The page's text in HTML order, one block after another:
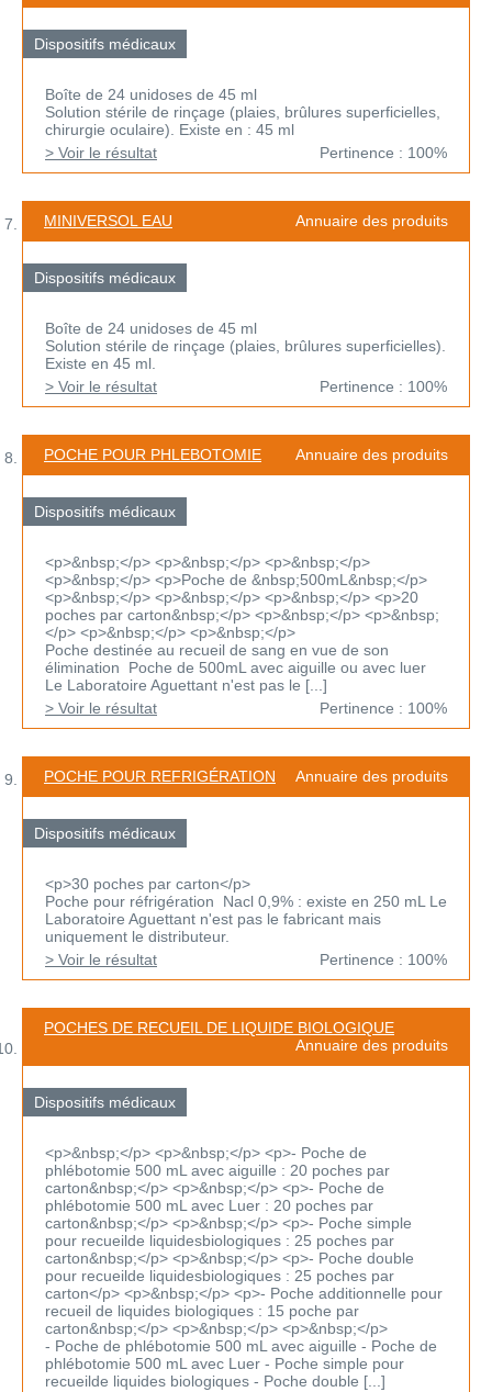
Dispositifs médicaux
Boîte de 24 unidoses de 45 ml
Solution stérile de rinçage (plaies, brûlures superficielles,
chirurgie oculaire). Existe en : 45 ml
> Voir le résultat
Pertinence : 100%
MINIVERSOL EAU Annuaire des produits
Dispositifs médicaux
Boîte de 24 unidoses de 45 ml
Solution stérile de rinçage (plaies, brûlures superficielles).
Existe en 45 ml.
> Voir le résultat
Pertinence : 100%
POCHE POUR PHLEBOTOMIE Annuaire des produits
Dispositifs médicaux
<p>&nbsp;</p> <p>&nbsp;</p> <p>&nbsp;</p>
<p>&nbsp;</p> <p>Poche de &nbsp;500mL&nbsp;</p>
<p>&nbsp;</p> <p>&nbsp;</p> <p>&nbsp;</p> <p>20
poches par carton&nbsp;</p> <p>&nbsp;</p> <p>&nbsp;
</p> <p>&nbsp;</p> <p>&nbsp;</p>
Poche destinée au recueil de sang en vue de son
élimination Poche de 500mL avec aiguille ou avec luer
Le Laboratoire Aguettant n'est pas le [...]
> Voir le résultat
Pertinence : 100%
POCHE POUR REFRIGÉRATION Annuaire des produits
Dispositifs médicaux
<p>30 poches par carton</p>
Poche pour réfrigération Nacl 0,9% : existe en 250 mL Le
Laboratoire Aguettant n'est pas le fabricant mais
uniquement le distributeur.
> Voir le résultat
Pertinence : 100%
POCHES DE RECUEIL DE LIQUIDE BIOLOGIQUE
Annuaire des produits
Dispositifs médicaux
<p>&nbsp;</p> <p>&nbsp;</p> <p>- Poche de
phlébotomie 500 mL avec aiguille : 20 poches par
carton&nbsp;</p> <p>&nbsp;</p> <p>- Poche de
phlébotomie 500 mL avec Luer : 20 poches par
carton&nbsp;</p> <p>&nbsp;</p> <p>- Poche simple
pour recueilde liquidesbiologiques : 25 poches par
carton&nbsp;</p> <p>&nbsp;</p> <p>- Poche double
pour recueilde liquidesbiologiques : 25 poches par
carton</p> <p>&nbsp;</p> <p>- Poche additionnelle pour
recueil de liquides biologiques : 15 poche par
carton&nbsp;</p> <p>&nbsp;</p> <p>&nbsp;</p>
- Poche de phlébotomie 500 mL avec aiguille - Poche de
phlébotomie 500 mL avec Luer - Poche simple pour
recueilde liquides biologiques - Poche double [...]